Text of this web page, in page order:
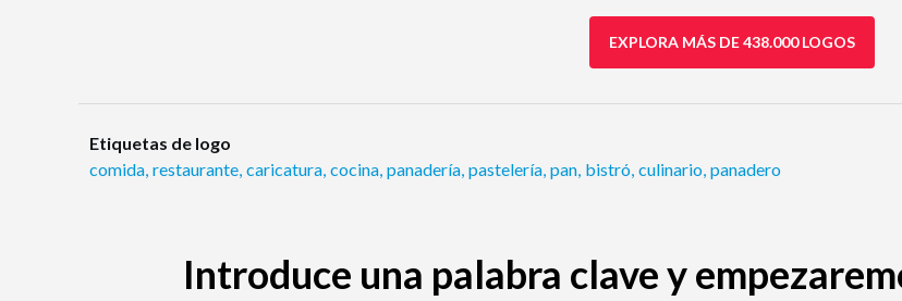
EXPLORA MÁS DE 438.000 LOGOS
Etiquetas de logo
comida, restaurante, caricatura, cocina, panadería, pastelería, pan, bistró, culinario, panadero
Introduce una palabra clave y